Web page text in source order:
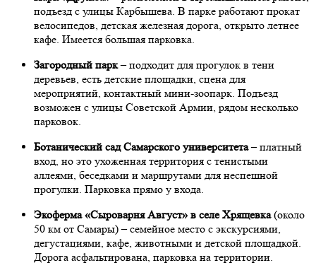
подъезд с улицы Карбышева. В парке работают прокат
велосипедов, детская железная дорога, открыто летнее
кафе. Имеется большая парковка.
Загородный парк– подходит для прогулок в тени
деревьев, есть детские площадки, сцена для
мероприятий, контактный мини-зоопарк. Подъезд
возможен с улицы Советской Армии, рядом несколько
парковок.
Ботанический сад Самарского университета– платный
вход, но это ухоженная территория с тенистыми
аллеями, беседками и маршрутами для неспешной
прогулки. Парковка прямо у входа.
Экоферма «Сыроварня Август» в селе Хрящевка(около
50 км от Самары) – семейное место с экскурсиями,
дегустациями, кафе, животными и детской площадкой.
Дорога асфальтирована, парковка на территории.